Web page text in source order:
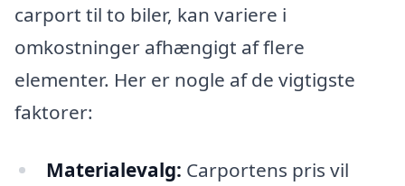
carport til to biler, kan variere i
omkostninger afhængigt af flere
elementer. Her er nogle af de vigtigste
faktorer:
Materialevalg: Carportens pris vil